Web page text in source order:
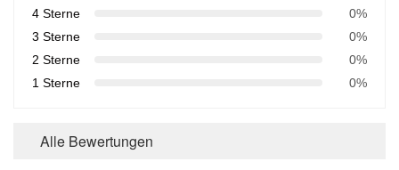
4 Sterne
0%
3 Sterne
0%
2 Sterne
0%
1 Sterne
0%
Alle Bewertungen